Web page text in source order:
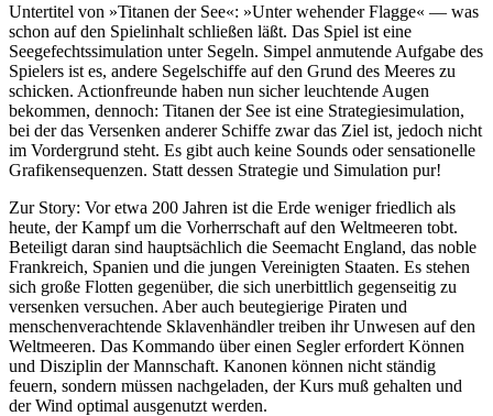
Untertitel von »Titanen der See«: »Unter wehender Flagge« — was
schon auf den Spielinhalt schließen läßt. Das Spiel ist eine
Seegefechtssimulation unter Segeln. Simpel anmutende Aufgabe des
Spielers ist es, andere Segelschiffe auf den Grund des Meeres zu
schicken. Actionfreunde haben nun sicher leuchtende Augen
bekommen, dennoch: Titanen der See ist eine Strategiesimulation,
bei der das Versenken anderer Schiffe zwar das Ziel ist, jedoch nicht
im Vordergrund steht. Es gibt auch keine Sounds oder sensationelle
Grafikensequenzen. Statt dessen Strategie und Simulation pur!
Zur Story: Vor etwa 200 Jahren ist die Erde weniger friedlich als
heute, der Kampf um die Vorherrschaft auf den Weltmeeren tobt.
Beteiligt daran sind hauptsächlich die Seemacht England, das noble
Frankreich, Spanien und die jungen Vereinigten Staaten. Es stehen
sich große Flotten gegenüber, die sich unerbittlich gegenseitig zu
versenken versuchen. Aber auch beutegierige Piraten und
menschenverachtende Sklavenhändler treiben ihr Unwesen auf den
Weltmeeren. Das Kommando über einen Segler erfordert Können
und Disziplin der Mannschaft. Kanonen können nicht ständig
feuern, sondern müssen nachgeladen, der Kurs muß gehalten und
der Wind optimal ausgenutzt werden.